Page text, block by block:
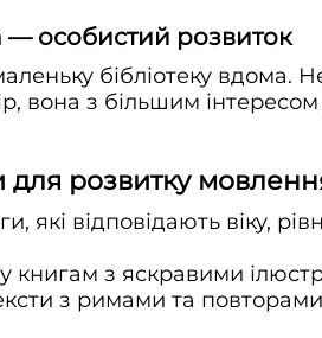
— особистий розвиток
бібліотеку вдома.
вона з більшим
розвитку
які відповідають віку,
книгам з яскравими
з римами та